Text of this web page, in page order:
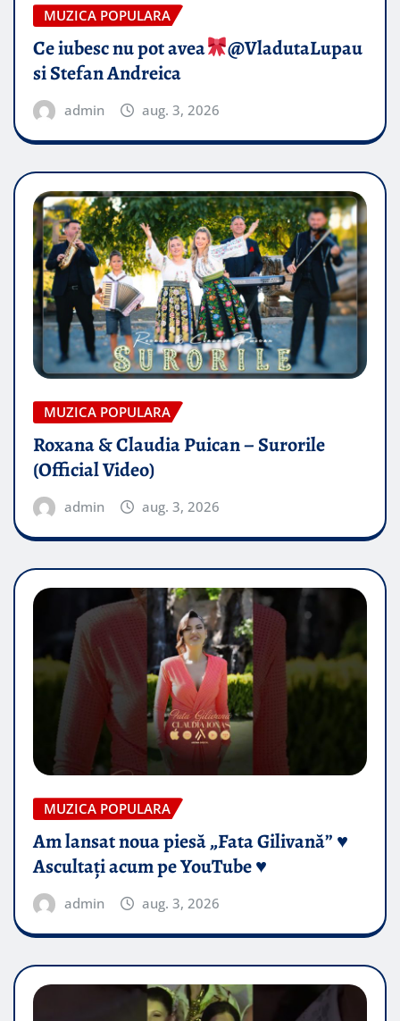
MUZICA POPULARA
Ce iubesc nu pot avea
​@VladutaLupau
si Stefan Andreica
admin aug. 3, 2026
MUZICA POPULARA
Roxana & Claudia Puican – Surorile
(Official Video)
admin aug. 3, 2026
MUZICA POPULARA
Am lansat noua piesă „Fata Gilivană” ♥️
Ascultați acum pe YouTube ♥️
admin aug. 3, 2026